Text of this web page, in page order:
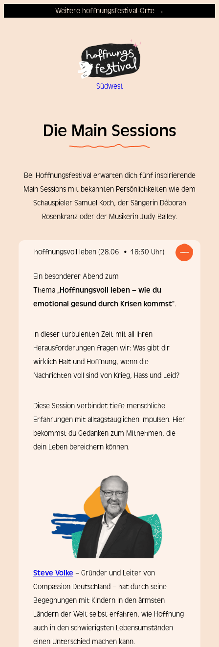
Weitere hoffnungsfestival-Orte →
Südwest
Die Main Sessions
Bei Hoffnungsfestival erwarten dich fünf inspirierende
Main Sessions mit bekannten Persönlichkeiten wie dem
Schauspieler Samuel Koch, der Sängerin Déborah
Rosenkranz oder der Musikerin Judy Bailey.
hoffnungsvoll leben (28.06. • 18:30 Uhr)
Ein besonderer Abend zum
Thema „Hoffnungsvoll leben – wie du
emotional gesund durch Krisen kommst“.
In dieser turbulenten Zeit mit all ihren
Herausforderungen fragen wir: Was gibt dir
wirklich Halt und Hoffnung, wenn die
Nachrichten voll sind von Krieg, Hass und Leid?
Diese Session verbindet tiefe menschliche
Erfahrungen mit alltagstauglichen Impulsen. Hier
bekommst du Gedanken zum Mitnehmen, die
dein Leben bereichern können.
Steve Volke – Gründer und Leiter von
Compassion Deutschland – hat durch seine
Begegnungen mit Kindern in den ärmsten
Ländern der Welt selbst erfahren, wie Hoffnung
auch in den schwierigsten Lebensumständen
einen Unterschied machen kann.